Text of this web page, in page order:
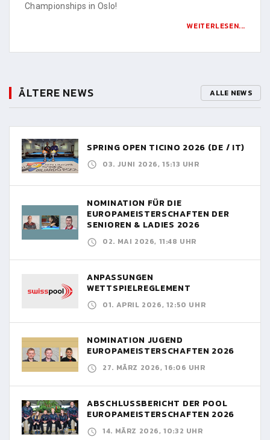
Championships in Oslo!
WEITERLESEN...
ÄLTERE NEWS ALLE NEWS
SPRING OPEN TICINO 2026 (DE / IT)
03. JUNI 2026, 15:13 UHR
NOMINATION FÜR DIE
EUROPAMEISTERSCHAFTEN DER
SENIOREN & LADIES 2026
02. MAI 2026, 11:48 UHR
ANPASSUNGEN
WETTSPIELREGLEMENT
01. APRIL 2026, 12:50 UHR
NOMINATION JUGEND
EUROPAMEISTERSCHAFTEN 2026
27. MÄRZ 2026, 16:06 UHR
ABSCHLUSSBERICHT DER POOL
EUROPAMEISTERSCHAFTEN 2026
14. MÄRZ 2026, 10:32 UHR